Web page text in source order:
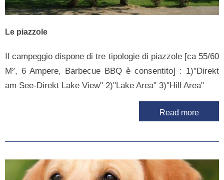
Le piazzole
Il campeggio dispone di tre tipologie di piazzole [ca 55/60
M², 6 Ampere, Barbecue BBQ è consentito] : 1)"Direkt
am See-Direkt Lake View" 2)"Lake Area" 3)"Hill Area"
Read more